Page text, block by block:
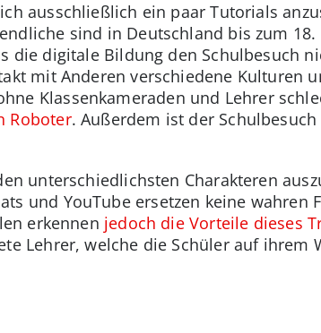
ausschließlich ein paar Tutorials
sind in Deutschland bis zum
die digitale Bildung den Schulbesuch
mit Anderen verschiedene Kulturen
Klassenkameraden und Lehrer
Roboter. Außerdem ist der
unterschiedlichsten Charakteren
und YouTube ersetzen keine
erkennen jedoch die Vorteile dieses
Lehrer, welche die Schüler auf ihrem